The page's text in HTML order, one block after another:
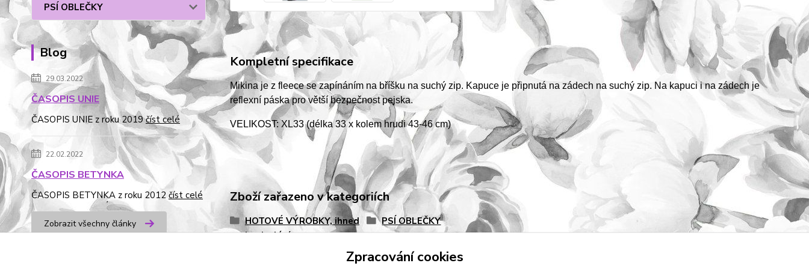
PSÍ OBLEČKY
Blog
29.03.2022
ČASOPIS UNIE
ČASOPIS UNIE z roku 2019číst celé
22.02.2022
ČASOPIS BETYNKA
ČASOPIS BETYNKA z roku 2012 číst celé
Zobrazit všechny články
Kompletní specifikace
Mikina je z fleece se zapínáním na bříšku na suchý zip. Kapuce je připnutá na zádech na suchý zip. Na kapuci i na zádech je
reflexní páska pro větší bezpečnost pejska.
VELIKOST: XL33 (délka 33 x kolem hrudi 43-46 cm)
Zboží zařazeno v kategoriích
HOTOVÉ VÝROBKY, ihned
k odeslání
PSÍ OBLEČKY
Zpracování cookies